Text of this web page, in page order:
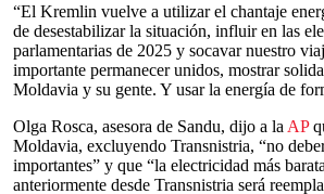
“El Kremlin vuelve a utilizar el chantaje
de desestabilizar la situación, influir en las
parlamentarias de 2025 y socavar nuestro
importante permanecer unidos, mostrar
Moldavia y su gente. Y usar la energía de
Olga Rosca, asesora de Sandu, dijo a la AP
Moldavia, excluyendo Transnistria, “no
importantes” y que “la electricidad más
anteriormente desde Transnistria será